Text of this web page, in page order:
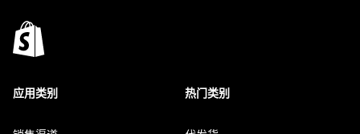
应用类别 热门类别